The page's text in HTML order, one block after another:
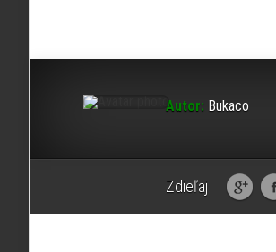
Autor: Bukaco
Zdieľaj